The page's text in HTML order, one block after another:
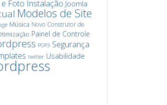
Foto Instalação Joomla
Modelos de Site
Música Novo Construtor de
Painel de Controle
POP3 Segurança
twitter Usabilidade